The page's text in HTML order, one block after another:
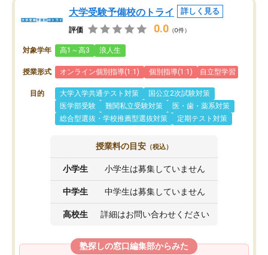
大学受験予備校のトライ 詳しく見る
評価 0.0 （0件）
対象学年 高1～高3 浪人生
授業形式 オンライン個別指導(1:1) 個別指導(1:1) 自立型学習
目的 大学入学共通テスト対策
国公立2次試験対策
医学部受験
難関私立受験対策
医・歯・薬系対策
総合型選抜・学校推薦型選抜対策
定期テスト対策
授業料の目安 （税込）
小学生 小学生は募集していません
中学生 中学生は募集していません
高校生 詳細はお問い合わせください
塾探しの窓口編集部からみた